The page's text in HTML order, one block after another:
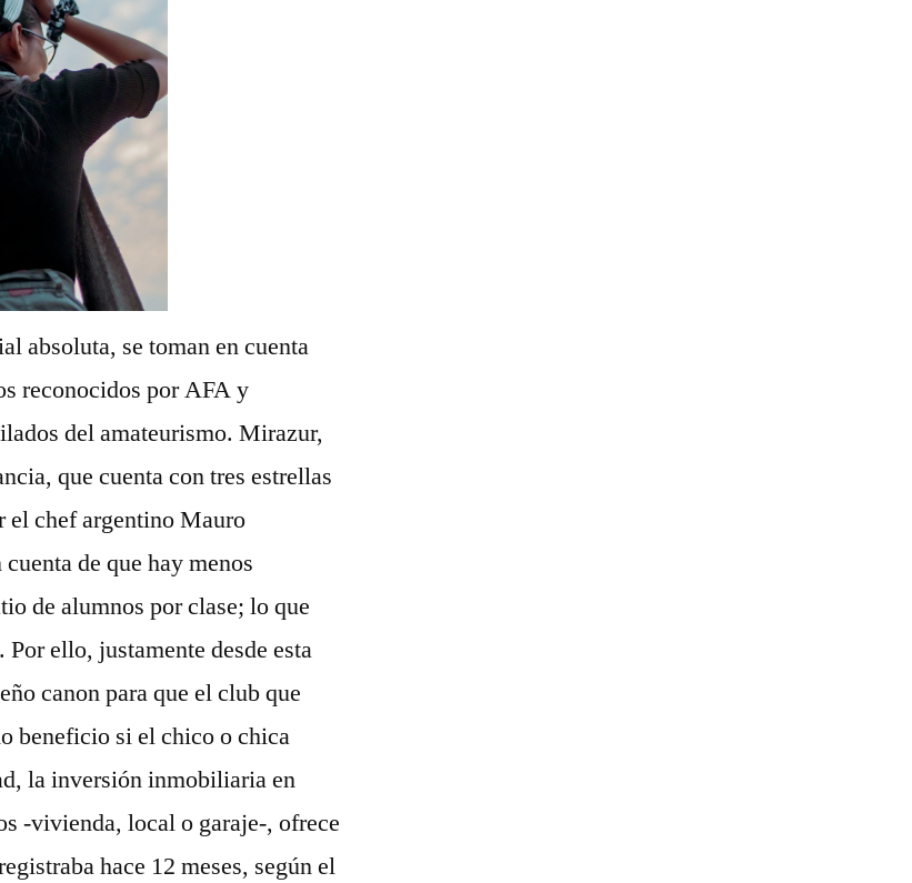
absoluta, se toman en cuenta
reconocidos por AFA y
del amateurismo. Mirazur,
que cuenta con tres estrellas
chef argentino Mauro
de que hay menos
de alumnos por clase; lo que
ello, justamente desde esta
canon para que el club que
beneficio si el chico o chica
la inversión inmobiliaria en
-vivienda, local o garaje-, ofrece
hace 12 meses, según el